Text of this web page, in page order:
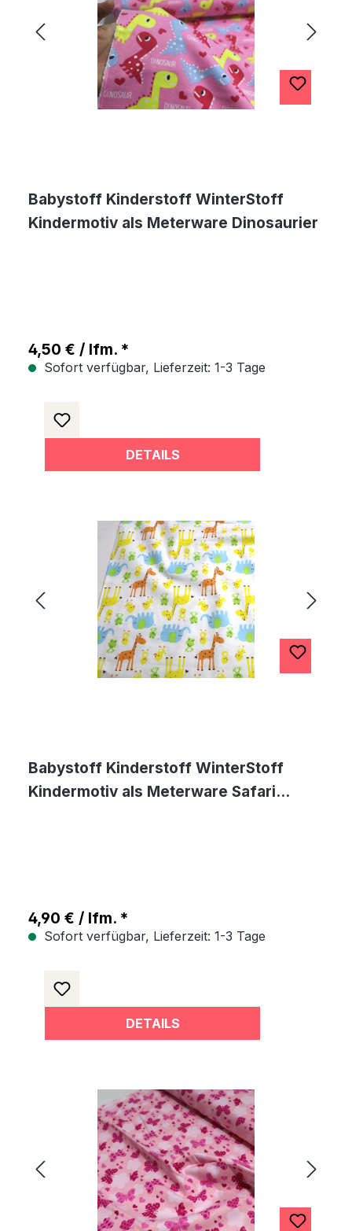
Babystoff Kinderstoff WinterStoff
Kindermotiv als Meterware Dinosaurier
4,50 € / lfm. *
Sofort verfügbar, Lieferzeit: 1-3 Tage
DETAILS
Babystoff Kinderstoff WinterStoff
Kindermotiv als Meterware Safari
4,90 € / lfm. *
Sofort verfügbar, Lieferzeit: 1-3 Tage
DETAILS